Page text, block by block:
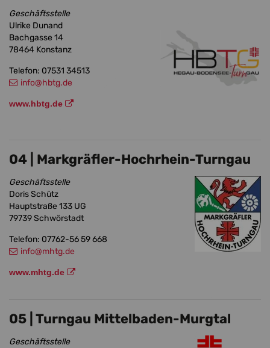
Geschäftsstelle
Ulrike Dunand
Bachgasse 14
78464 Konstanz
Telefon: 07531 34513
info@hbtg.de
www.hbtg.de
04 | Markgräfler-Hochrhein-Turngau
Geschäftsstelle
Doris Schütz
Hauptstraße 133 UG
79739 Schwörstadt
Telefon: 07762-56 59 668
info@mhtg.de
www.mhtg.de
05 | Turngau Mittelbaden-Murgtal
Geschäftsstelle